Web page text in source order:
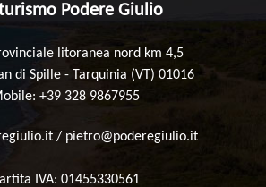
Podere Giulio
litoranea nord km 4,5
di Spille - Tarquinia (VT) 01016
+39 328 9867955
/ pietro@poderegiulio.it
IVA: 01455330561